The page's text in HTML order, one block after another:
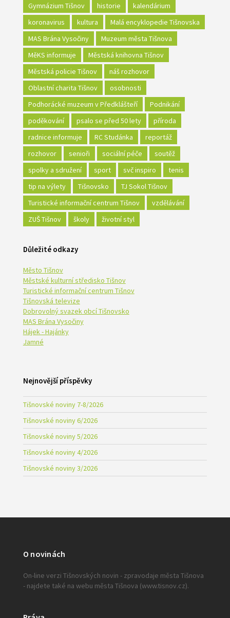
Gymnázium Tišnov
historie
kalendárium
koronavirus
kultura
Malá encyklopedie Tišnovska
MAS Brána Vysočiny
Muzeum města Tišnova
MěKS informuje
Městská knihovna Tišnov
Městská policie Tišnov
náš rozhovor
Oblastní charita Tišnov
osobnosti
Podhorácké muzeum v Předklášteří
Podnikání
poděkování
psalo se před 50 lety
příroda
radnice informuje
RC Studánka
reportáž
rozhovor
senioři sociální péče
soutěž
spolky a sdružení
sport svč inspiro
tenis
tip na výlety
Tišnovsko
TJ Sokol Tišnov
Turistické informační centrum Tišnov
vzdělávání
ZUŠ Tišnov
školy životní styl
Důležité odkazy
Město Tišnov
Městské kulturní středisko Tišnov
Turistické informační centrum Tišnov
Tišnovská televize
Dobrovolný svazek obcí Tišnovsko
MAS Brána Vysočiny
Hájek - Hajánky
Jamné
Nejnovější příspěvky
Tišnovské noviny 7-8/2026
Tišnovské noviny 6/2026
Tišnovské noviny 5/2026
Tišnovské noviny 4/2026
Tišnovské noviny 3/2026
O novinách
On-line verzi Tišnovských novin - zpravodaje města Tišnova
- najdete také na webu města Tišnova (www.tisnov.cz).